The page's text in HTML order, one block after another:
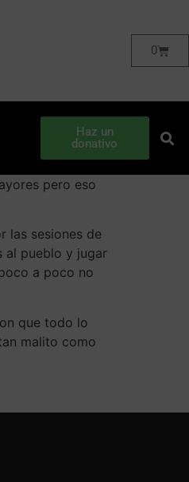
0
Haz un
donativo
pero eso
las sesiones de
al pueblo y jugar
a poco no
que todo lo
malito como